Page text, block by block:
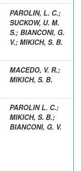
PAROLIN, L. C.;
SUCKOW, U. M.
S.; BIANCONI, G.
V.; MIKICH, S. B.
MACEDO, V. R.;
MIKICH, S. B.
PAROLIN L. C.;
MIKICH, S. B.;
BIANCONI, G. V.